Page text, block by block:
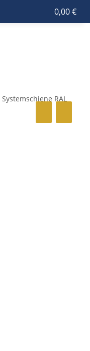
0,00 €